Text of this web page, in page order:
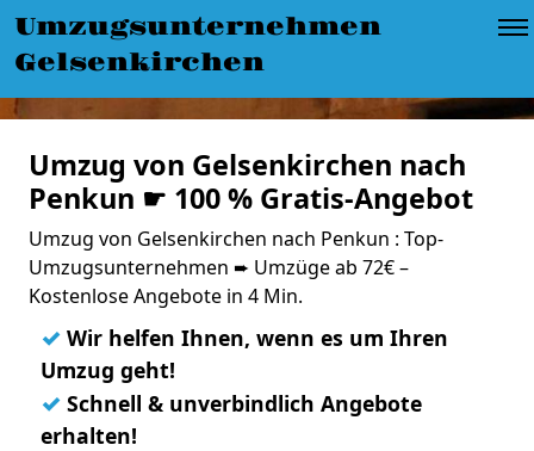
Umzugsunternehmen
Gelsenkirchen
Umzug von Gelsenkirchen nach
Penkun ☛ 100 % Gratis-Angebot
Umzug von Gelsenkirchen nach Penkun : Top-
Umzugsunternehmen ➨ Umzüge ab 72€ –
Kostenlose Angebote in 4 Min.
✓ Wir helfen Ihnen, wenn es um Ihren
Umzug geht!
✓ Schnell & unverbindlich Angebote
erhalten!